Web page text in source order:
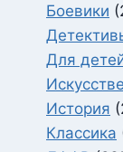
Боевики
Для
История
Классика